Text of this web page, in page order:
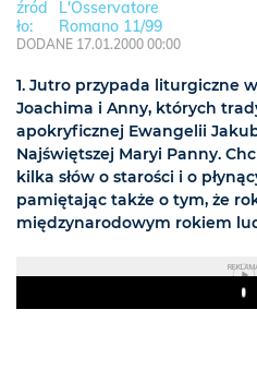
L'Osservatore
Romano 11/99
DODANE 17.01.2000 00:00
1. Jutro przypada liturgiczne
Joachima i Anny, których
apokryficznej Ewangelii
Najświętszej Maryi Panny.
kilka słów o starości i o
pamiętając także o tym, że
międzynarodowym rokiem